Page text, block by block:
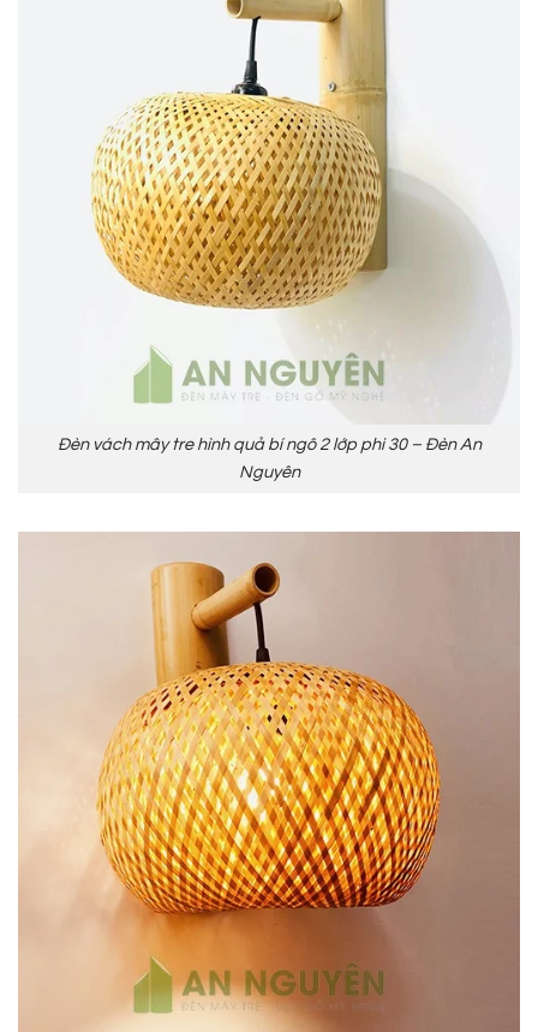
Đèn vách mây tre hình quả bí ngô 2 lớp phi 30 – Đèn An
Nguyên